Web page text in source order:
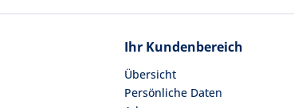
Ihr Kundenbereich
Übersicht
Persönliche Daten